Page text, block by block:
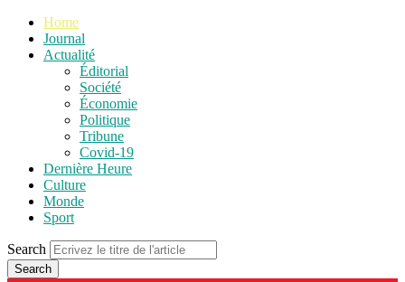
Home
Journal
Actualité
Éditorial
Société
Économie
Politique
Tribune
Covid-19
Dernière Heure
Culture
Monde
Sport
Search